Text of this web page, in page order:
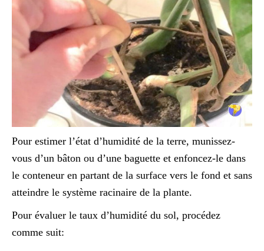
Pour estimer l’état d’humidité de la terre, munissez-
vous d’un bâton ou d’une baguette et enfoncez-le dans
le conteneur en partant de la surface vers le fond et sans
atteindre le système racinaire de la plante.
Pour évaluer le taux d’humidité du sol, procédez
comme suit: